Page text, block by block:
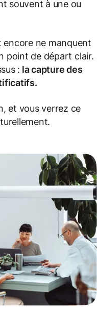
souvent à une ou
encore ne manquent
point de départ clair.
: la capture des
et vous verrez ce